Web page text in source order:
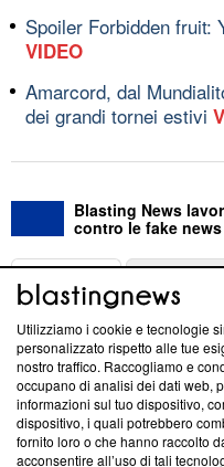
Spoiler Forbidden fruit:
VIDEO
Amarcord, dal
dei grandi tornei estivi
Blasting News
contro le fake news
ABOUT
Questa sezione offre
News, sui nostri processi
creare news di qualità.
‘Trust Project - News with
ancora membro del
parte; Trust Project non ha
Utilizziamo i cookie e tecnologie
personalizzato rispetto alle tue
nostro traffico. Raccogliamo e
occupano di analisi dei dati web,
informazioni sul tuo dispositivo,
dispositivo, i quali potrebbero
fornito loro o che hanno raccolto
acconsentire all’uso di tali